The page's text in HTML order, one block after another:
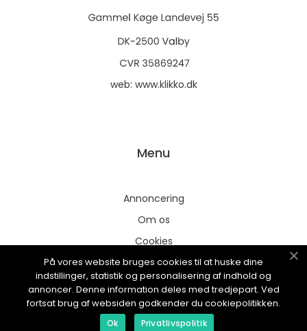
web: www.klikko.dk
Menu
Annoncering
Om os
Cookies
Kontakt os
Sitemap
På vores website bruges cookies til at huske dine
indstillinger, statistik og personalisering af indhold og
annoncer. Denne information deles med tredjepart. Ved
fortsat brug af websiden godkender du cookiepolitikken.
Ok Privatlivspolitik